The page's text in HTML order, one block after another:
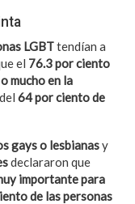
LGBTtendían a
el 76.3 por ciento
mucho en la
64 por ciento de
gays o lesbianasy
declararon que
importante para
de las personas